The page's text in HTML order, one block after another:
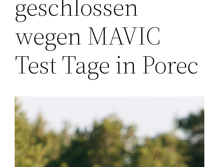
wegen MAVIC
Test Tage in Porec